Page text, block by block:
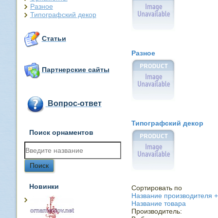
Разное
Типографский декор
Статьи
Партнерские сайты
Вопрос-ответ
Поиск орнаментов
Новинки
Разное
Типографский декор
Сортировать по
Название производителя
Название товара
Производитель: